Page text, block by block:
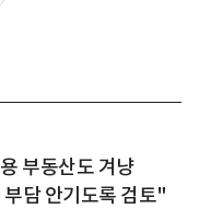
부동산도 겨냥
담 안기도록 검토"